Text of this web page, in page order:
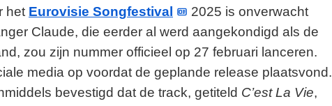
het Eurovisie Songfestival
2025 is onverwacht
Claude, die eerder al werd aangekondigd als de
zou zijn nummer officieel op 27 februari lanceren.
media op voordat de geplande release plaatsvond.
bevestigd dat de track, getiteld C’est La Vie,